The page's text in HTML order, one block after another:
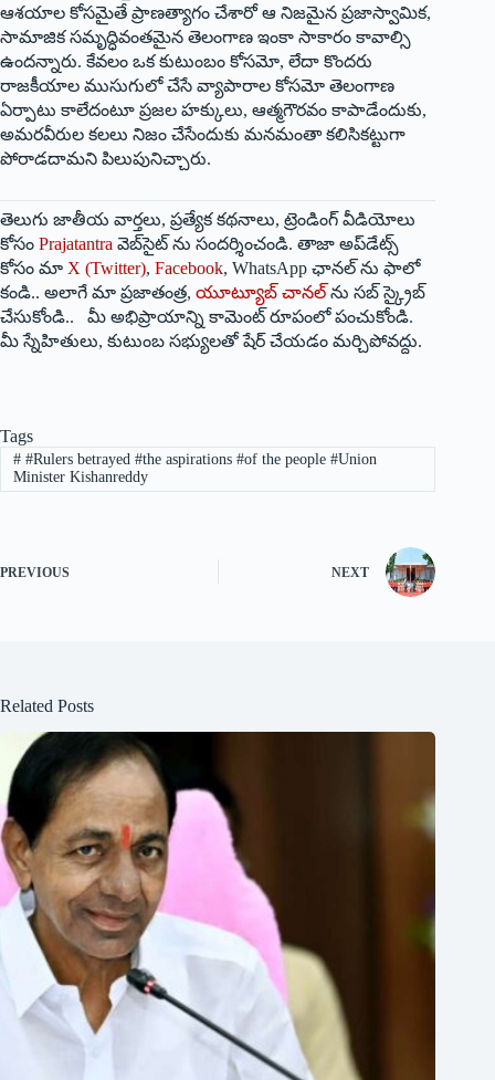
ఆశయాల కోసమైతే ప్రాణత్యాగం చేశారో ఆ నిజమైన ప్రజాస్వామిక,
సామాజిక సమృద్ధివంతమైన తెలంగాణ ఇంకా సాకారం కావాల్సి
ఉందన్నారు. కేవలం ఒక కుటుంబం కోసమో, లేదా కొందరు
రాజకీయాల ముసుగులో చేసే వ్యాపారాల కోసమో తెలంగాణ
ఏర్పాటు కాలేదంటూ ప్రజల హక్కులు, ఆత్మగౌరవం కాపాడేందుకు,
అమరవీరుల కలలు నిజం చేసేందుకు మనమంతా కలిసికట్టుగా
పోరాడదామని పిలుపునిచ్చారు.
తెలుగు జాతీయ వార్తలు, ప్రత్యేక కథనాలు, ట్రెండింగ్ వీడియోలు
కోసం Prajatantra వెబ్‌సైట్ ను సందర్శించండి. తాజా అప్‌డేట్స్
కోసం మా X (Twitter), Facebook, WhatsApp ఛానల్ ను ఫాలో
కండి.. అలాగే మా ప్రజాతంత్ర, యూట్యూబ్ చానల్ ను సబ్ స్క్రైబ్
చేసుకోండి.. మీ అభిప్రాయాన్ని కామెంట్ రూపంలో పంచుకోండి.
మీ స్నేహితులు, కుటుంబ సభ్యులతో షేర్ చేయడం మర్చిపోవద్దు.
Tags
##Rulers betrayed #the aspirations #of the people #Union
Minister Kishanreddy
PREVIOUS NEXT
Related Posts